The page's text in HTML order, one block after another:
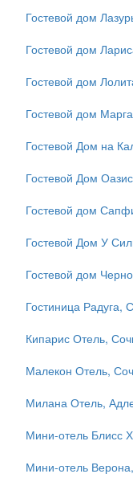
Гостевой дом
Гостевой дом
Гостевой дом
Гостевой дом
Гостевой Дом на
Гостевой Дом
Гостевой дом
Гостевой Дом У
Гостевой дом
Гостиница Радуга,
Кипарис Отель,
Малекон Отель,
Милана Отель,
Мини-отель Блисс
Мини-отель